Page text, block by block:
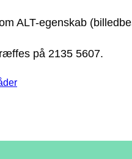
på 2135 5607.